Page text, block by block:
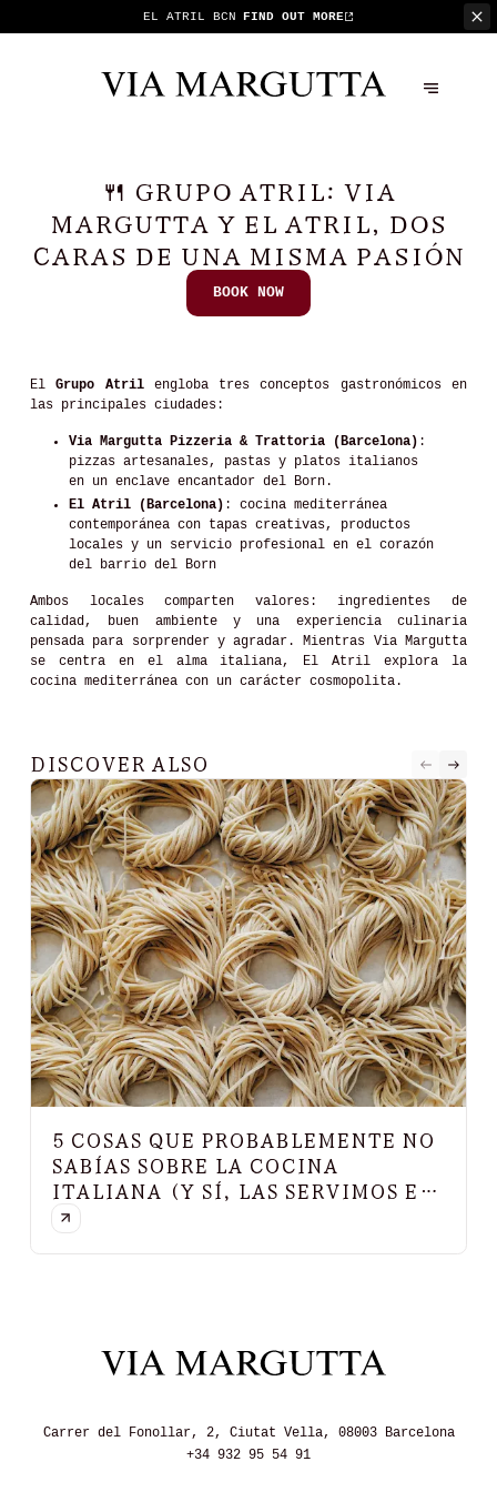
EL ATRIL BCN FIND OUT MORE
🍴 GRUPO ATRIL: VIA
MARGUTTA Y EL ATRIL, DOS
CARAS DE UNA MISMA PASIÓN
BOOK NOW
ElGrupo Atrilengloba tres conceptos gastronómicos en
las principales ciudades:
Via Margutta Pizzeria & Trattoria (Barcelona) :
pizzas artesanales, pastas y platos italianos
en un enclave encantador del Born.
El Atril (Barcelona) : cocina mediterránea
contemporánea con tapas creativas, productos
locales y un servicio profesional en el corazón
del barrio del Born
Ambos locales comparten valores: ingredientes de
calidad, buen ambiente y una experiencia culinaria
pensada para sorprender y agradar. Mientras Via Margutta
se centra en el alma italiana, El Atril explora la
cocina mediterránea con un carácter cosmopolita.
DISCOVER ALSO
5 COSAS QUE PROBABLEMENTE NO
SABÍAS SOBRE LA COCINA
ITALIANA (Y SÍ, LAS SERVIMOS EN
VIA MARGUTTA)
Carrer del Fonollar, 2, Ciutat Vella, 08003 Barcelona
+34 932 95 54 91